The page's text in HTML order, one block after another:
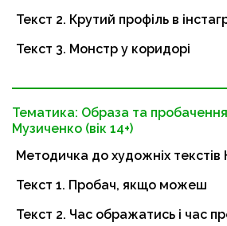
Текст 2. Крутий профіль в
Текст 3. Монстр у коридорі
Тематика: Образа та
Музиченко (вік 14+)
Методичка до художніх текстів
Текст 1. Пробач, якщо можеш
Текст 2. Час ображатись і час